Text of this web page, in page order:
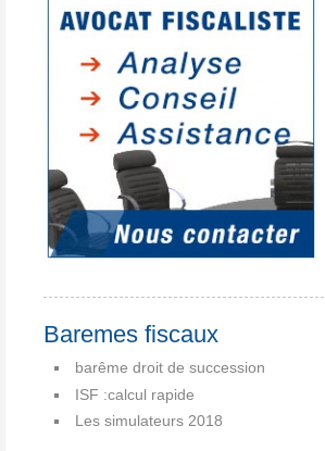
Baremes fiscaux
barême droit de succession
ISF :calcul rapide
Les simulateurs 2018